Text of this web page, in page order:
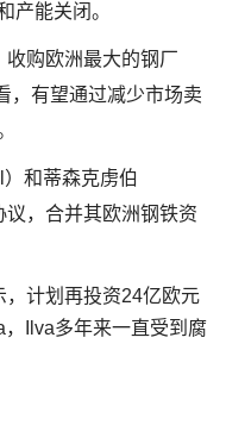
产能关闭。
购欧洲最大的钢厂
，有望通过减少市场卖
和蒂森克虏伯
议，合并其欧洲钢铁资
，计划再投资24亿欧元
，Ilva多年来一直受到腐